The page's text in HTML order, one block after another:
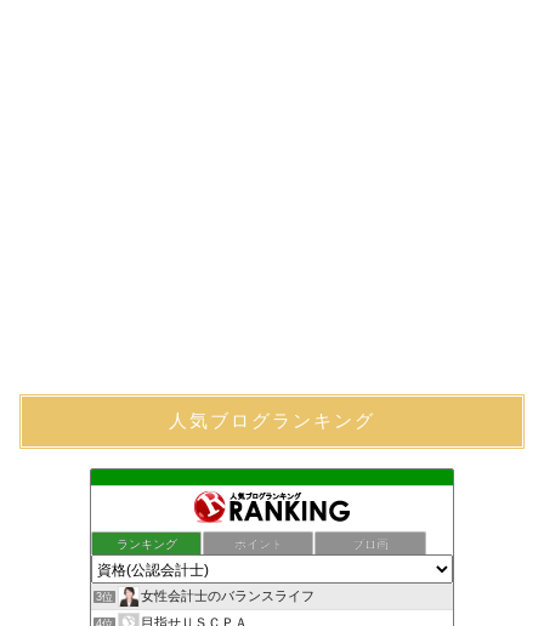
人気ブログランキング
ランキング ポイント ブロ画
3位 女性会計士のバランスライフ
目指せＵＳＣＰＡ